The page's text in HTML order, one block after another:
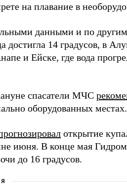
на плавание в
данными и по
достигла 14 градусов, в
и Ейске, где вода
спасатели МЧС
оборудованных местах.
открытие
июня. В конце мая
до 16 градусов.